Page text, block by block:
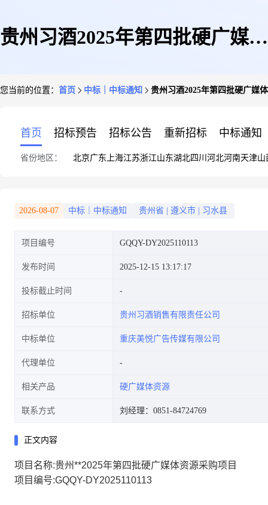
贵州习酒2025年第四批硬广媒体
您当前的位置： 首页 中标｜中标通知 贵州习酒2025年第四批硬广媒
首页 招标预告 招标公告 重新招标 中标通知
省份地区： 北京广东 上海江苏浙江山东湖北四川 河北河南天津山
2026-08-07 中标｜中标通知 贵州省 遵义市 习水县
项目编号 GQQY-DY2025110113
发布时间 2025-12-15 13:17:17
投标截止时间
招标单位 贵州习酒销售有限责任公司
中标单位 重庆美悦广告传媒有限公司
代理单位
相关产品 硬广媒体资源
联系方式 刘经理：0851-84724769
正文内容
项目名称:贵州**2025年第四批硬广媒体资源采购项目
项目编号:GQQY-DY2025110113